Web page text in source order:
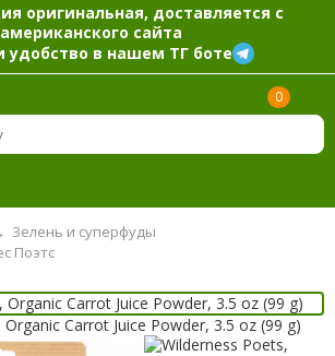
оригинальная, доставляется с
американского сайта
удобство в нашем ТГ боте
0
Зелень и суперфуды
Поэтс